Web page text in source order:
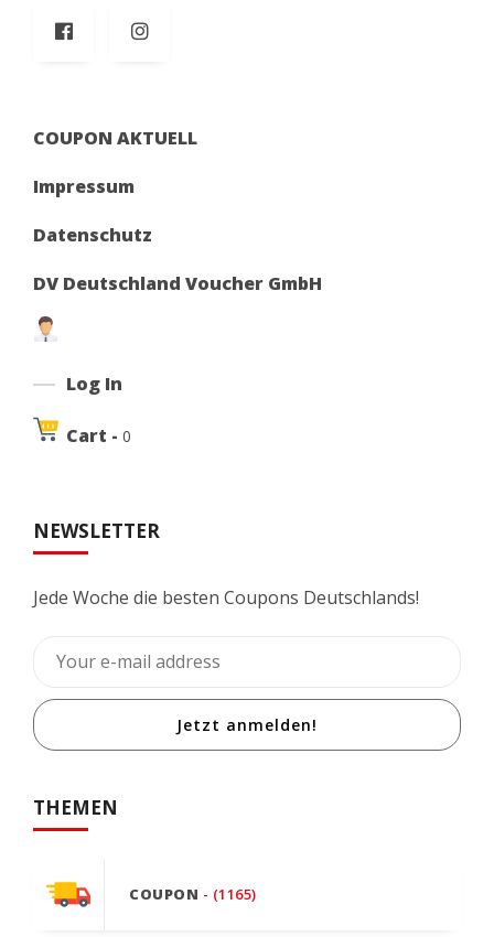
COUPON AKTUELL
Impressum
Datenschutz
DV Deutschland Voucher GmbH
Log In
Cart - 0
NEWSLETTER
Jede Woche die besten Coupons Deutschlands!
Jetzt anmelden!
THEMEN
COUPON - (1165)